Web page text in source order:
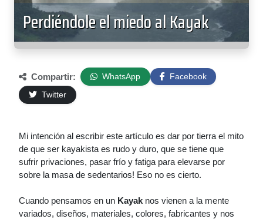
Perdiéndole el miedo al Kayak
Compartir: WhatsApp
Facebook
Twitter
Mi intención al escribir este artículo es dar por tierra el mito
de que ser kayakista es rudo y duro, que se tiene que
sufrir privaciones, pasar frío y fatiga para elevarse por
sobre la masa de sedentarios! Eso no es cierto.
Cuando pensamos en un Kayak nos vienen a la mente
variados, diseños, materiales, colores, fabricantes y nos